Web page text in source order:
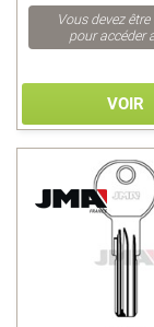
Vous devez
pour accéder
VOIR